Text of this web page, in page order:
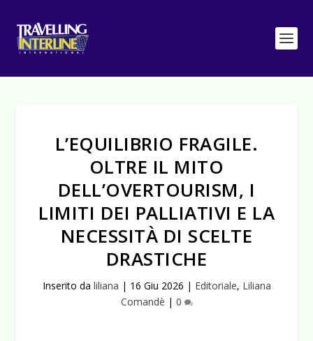
L’EQUILIBRIO FRAGILE.
OLTRE IL MITO
DELL’OVERTOURISM, I
LIMITI DEI PALLIATIVI E LA
NECESSITÀ DI SCELTE
DRASTICHE
Inserito da liliana | 16 Giu 2026 | Editoriale, Liliana
Comandè | 0